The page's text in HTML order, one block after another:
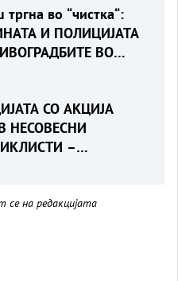
во “чистка“:
И ПОЛИЦИЈАТА
ВО
СО АКЦИЈА
НЕСОВЕСНИ
–
на редакцијата